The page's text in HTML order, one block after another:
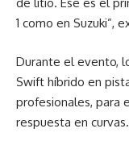
1 como en Suzuki”,
Durante el evento,
Swift híbrido en
profesionales, para
respuesta en curvas.